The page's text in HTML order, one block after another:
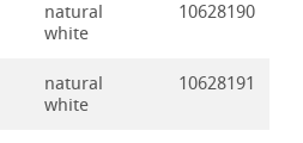
natural
white
10628190
natural
white
10628191